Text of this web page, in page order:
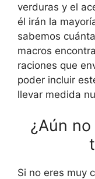
verduras y el
él irán la
sabemos
macros
raciones que
poder incluir
llevar medida
¿Aún
Si no eres muy